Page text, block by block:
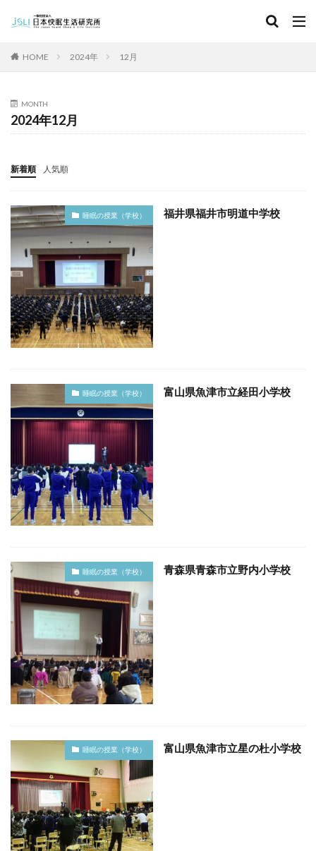
HOME 2024年 12月
MONTH
2024年12月
新着順 人気順
睡眠の授業（学校） 福井県福井市明道中学校
睡眠の授業（学校） 富山県魚津市立経田小学校
睡眠の授業（学校） 青森県青森市立野内小学校
睡眠の授業（学校） 富山県魚津市立星の杜小学校
タグ
千葉県
徳島県
香川県 佐賀県 長崎県 熊本県
検索